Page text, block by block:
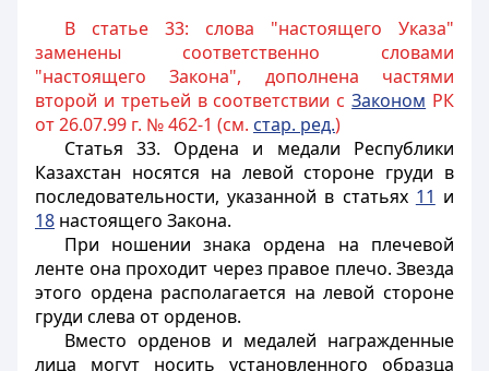
В статье 33: слова "настоящего Указа"
заменены соответственно словами
"настоящего Закона", дополнена частями
второй и третьей в соответствии сЗаконом РК
от 26.07.99 г. № 462-1 (см. стар. ред.)
Статья 33. Ордена и медали Республики
Казахстан носятся на левой стороне груди в
последовательности, указанной в статьях 11 и
18 настоящего Закона.
При ношении знака ордена на плечевой
ленте она проходит через правое плечо. Звезда
этого ордена располагается на левой стороне
груди слева от орденов.
Вместо орденов и медалей награжденные
лица могут носить установленного образца